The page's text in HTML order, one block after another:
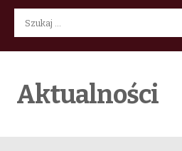
Szukaj:
Aktualności